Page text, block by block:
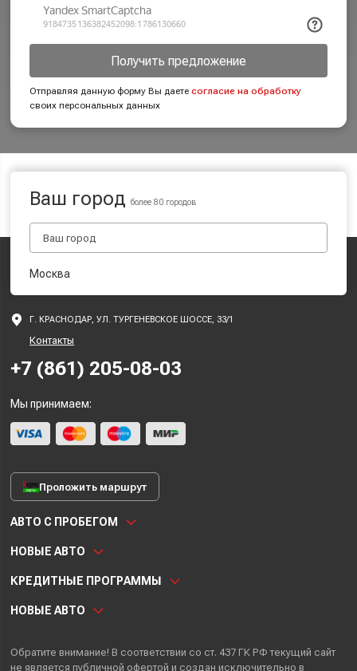
Получить предложение
Отправляя данную форму Вы даетесогласие на обработку
своих персональных данных
Ваш городболее 80 городов
Москва
Г. КРАСНОДАР, УЛ. ТУРГЕНЕВСКОЕ ШОССЕ, 33/1
Контакты
+7 (861) 205-08-03
Мы принимаем:
Проложить маршрут
АВТО С ПРОБЕГОМ
НОВЫЕ АВТО
КРЕДИТНЫЕ ПРОГРАММЫ
НОВЫЕ АВТО
Обратите внимание! В соответствии со ст. 437 ГК РФ текущий сайт
не является публичной офертой и создан исключительно в